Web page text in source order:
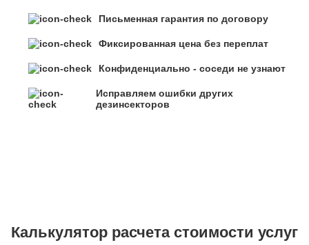
Письменная гарантия по договору
Фиксированная цена без переплат
Конфиденциально - соседи не узнают
Исправляем ошибки других
дезинсекторов
Калькулятор расчета стоимости услуг